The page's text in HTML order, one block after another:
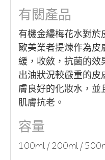
有關產品
有機金縷梅花水對於
歐美業者提煉作為皮
緩，收斂，抗菌的效
出油狀況較嚴重的
膚良好的化妝水，
肌膚抗老。
容量
100ml / 200ml /